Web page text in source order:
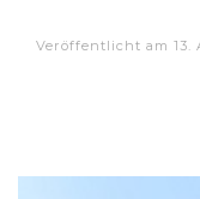
Veröffentlicht am 13.